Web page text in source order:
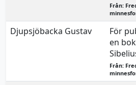
Från:
Djupsjöbacka Gustav
För
en
Från: